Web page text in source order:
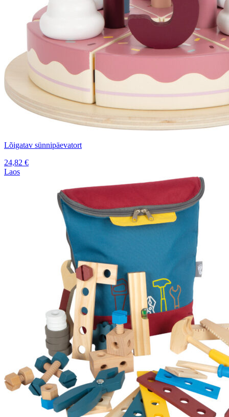
Lõigatav sünnipäevatort
24,82 €
Laos